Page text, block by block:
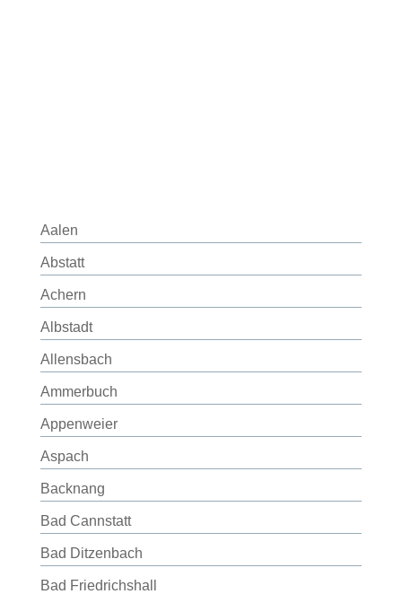
Aalen
Abstatt
Achern
Albstadt
Allensbach
Ammerbuch
Appenweier
Aspach
Backnang
Bad Cannstatt
Bad Ditzenbach
Bad Friedrichshall